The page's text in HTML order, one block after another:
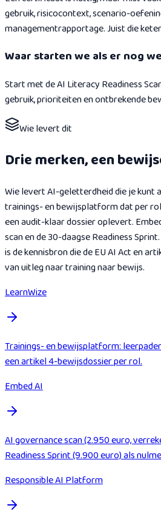
gebruik, risicocontext, scenario-
managementrapportage. Juist die
Waar starten we als er nog
Start met de AI Literacy Readiness
gebruik, prioriteiten en ontbrekende
Wie levert dit
Drie merken, een
Wie levert AI-geletterdheid die je kunt
trainings- en bewijsplatform dat per
een audit-klaar dossier oplevert.
scan en de 30-daagse Readiness
is de kennisbron die de EU AI Act en
van uitleg naar training naar bewijs.
LearnWize
Trainings- en bewijsplatform:
een artikel 4-bewijsdossier per rol.
Embed AI
AI governance scan (2.950 euro,
Readiness Sprint (9.900 euro) als
Responsible AI Platform